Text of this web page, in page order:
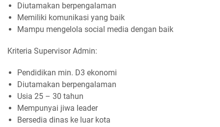
Diutamakan berpengalaman
Memiliki komunikasi yang baik
Mampu mengelola social media dengan baik
Kriteria Supervisor Admin:
Pendidikan min. D3 ekonomi
Diutamakan berpengalaman
Usia 25 – 30 tahun
Mempunyai jiwa leader
Bersedia dinas ke luar kota